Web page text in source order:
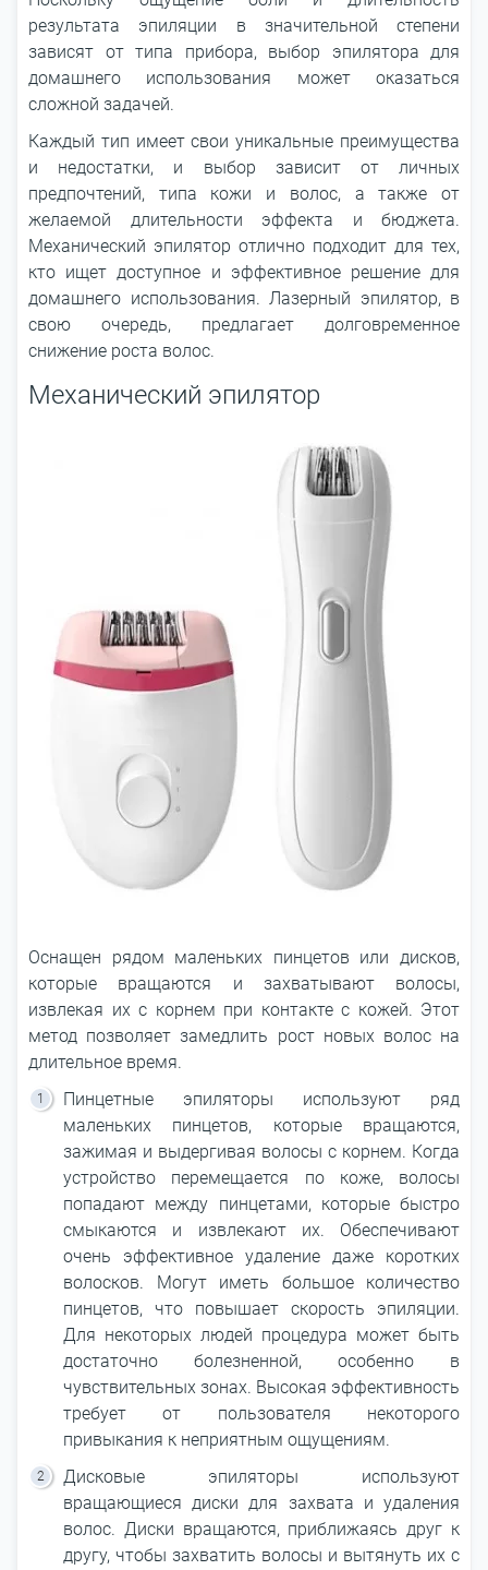
результата эпиляции в значительной степени
зависят от типа прибора, выбор эпилятора для
домашнего использования может оказаться
сложной задачей.
Каждый тип имеет свои уникальные преимущества
и недостатки, и выбор зависит от личных
предпочтений, типа кожи и волос, а также от
желаемой длительности эффекта и бюджета.
Механический эпилятор отлично подходит для тех,
кто ищет доступное и эффективное решение для
домашнего использования. Лазерный эпилятор, в
свою очередь, предлагает долговременное
снижение роста волос.
Механический эпилятор
Оснащен рядом маленьких пинцетов или дисков,
которые вращаются и захватывают волосы,
извлекая их с корнем при контакте с кожей. Этот
метод позволяет замедлить рост новых волос на
длительное время.
Пинцетные эпиляторы используют ряд
маленьких пинцетов, которые вращаются,
зажимая и выдергивая волосы с корнем. Когда
устройство перемещается по коже, волосы
попадают между пинцетами, которые быстро
смыкаются и извлекают их. Обеспечивают
очень эффективное удаление даже коротких
волосков. Могут иметь большое количество
пинцетов, что повышает скорость эпиляции.
Для некоторых людей процедура может быть
достаточно болезненной, особенно в
чувствительных зонах. Высокая эффективность
требует от пользователя некоторого
привыкания к неприятным ощущениям.
Дисковые эпиляторы используют
вращающиеся диски для захвата и удаления
волос. Диски вращаются, приближаясь друг к
другу, чтобы захватить волосы и вытянуть их с